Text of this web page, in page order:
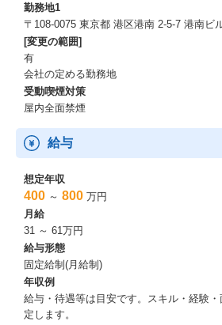
勤務地1
〒108‐0075 東京都 港区港南 2-5-7 港南ビ
[変更の範囲]
有
会社の定める勤務地
受動喫煙対策
屋内全面禁煙
給与
想定年収
400 ～ 800 万円
月給
31 ～ 61万円
給与形態
固定給制(月給制)
年収例
給与・待遇等は目安です。スキル・経験
定します。